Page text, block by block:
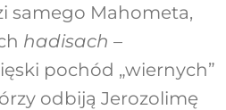
samego Mahometa,
hadisach –
pochód „wiernych”
odbiją Jerozolimę